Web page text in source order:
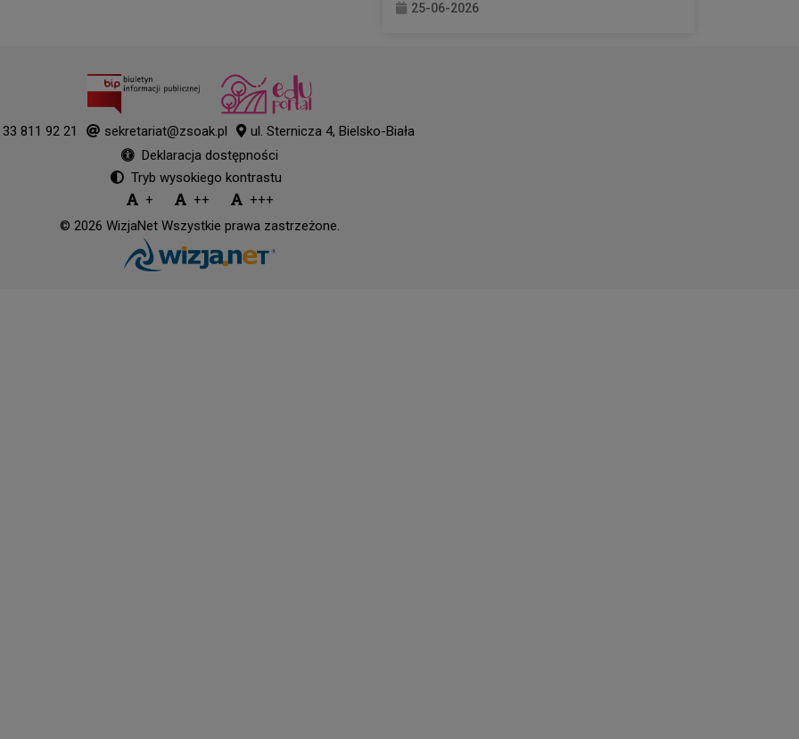
25-06-2026
33 811 92 21 sekretariat@zsoak.pl
ul. Sternicza 4, Bielsko-Biała
Deklaracja dostępności
Tryb wysokiego kontrastu
+
++
+++
© 2026 WizjaNet Wszystkie prawa zastrzeżone.